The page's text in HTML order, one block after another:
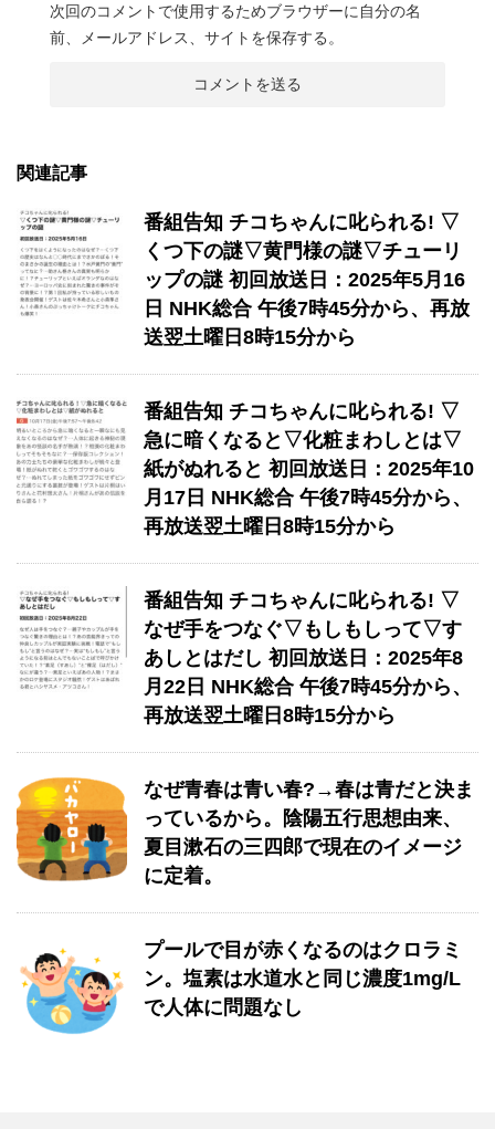
次回のコメントで使用するためブラウザーに自分の名
前、メールアドレス、サイトを保存する。
関連記事
番組告知 チコちゃんに叱られる! ▽
くつ下の謎▽黄門様の謎▽チューリ
ップの謎 初回放送日：2025年5月16
日 NHK総合 午後7時45分から、再放
送翌土曜日8時15分から
番組告知 チコちゃんに叱られる! ▽
急に暗くなると▽化粧まわしとは▽
紙がぬれると 初回放送日：2025年10
月17日 NHK総合 午後7時45分から、
再放送翌土曜日8時15分から
番組告知 チコちゃんに叱られる! ▽
なぜ手をつなぐ▽もしもしって▽す
あしとはだし 初回放送日：2025年8
月22日 NHK総合 午後7時45分から、
再放送翌土曜日8時15分から
なぜ青春は青い春?→春は青だと決ま
っているから。陰陽五行思想由来、
夏目漱石の三四郎で現在のイメージ
に定着。
プールで目が赤くなるのはクロラミ
ン。塩素は水道水と同じ濃度1mg/L
で人体に問題なし